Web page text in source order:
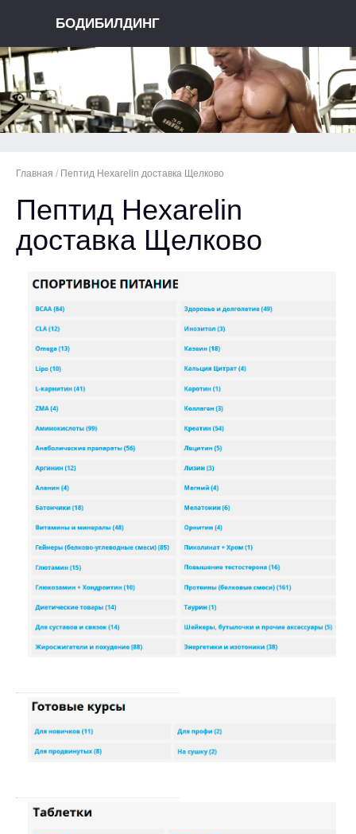
БОДИБИЛДИНГ
Главная / Пептид Hexarelin доставка Щелково
Пептид Hexarelin
доставка Щелково